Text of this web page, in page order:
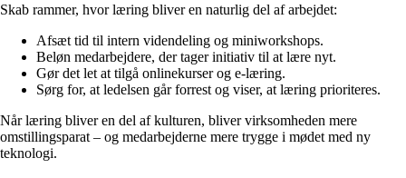
Skab rammer, hvor læring bliver en naturlig del af arbejdet:
Afsæt tid til intern videndeling og miniworkshops.
Beløn medarbejdere, der tager initiativ til at lære nyt.
Gør det let at tilgå onlinekurser og e-læring.
Sørg for, at ledelsen går forrest og viser, at læring prioriteres.
Når læring bliver en del af kulturen, bliver virksomheden mere
omstillingsparat – og medarbejderne mere trygge i mødet med ny
teknologi.